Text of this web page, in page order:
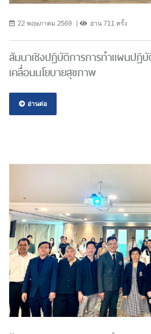
22 พฤษภาคม 2569 อ่าน 711 ครั้ง
สัมนาเชิงปฏิบัติการการทำแผนปฏิ
เคลื่อนนโยบายสุขภาพ
อ่านต่อ